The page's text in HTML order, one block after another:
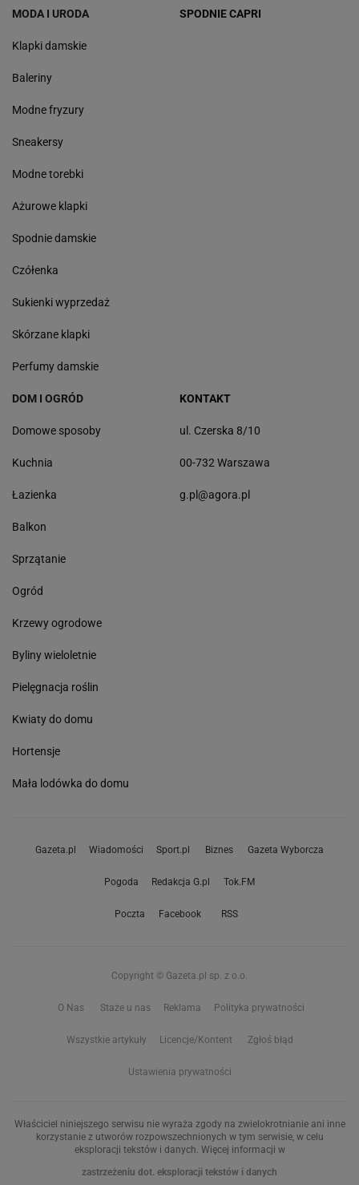
MODA I URODA
Klapki damskie
Baleriny
Modne fryzury
Sneakersy
Modne torebki
Ażurowe klapki
Spodnie damskie
Czółenka
Sukienki wyprzedaż
Skórzane klapki
Perfumy damskie
SPODNIE CAPRI
DOM I OGRÓD
Domowe sposoby
Kuchnia
Łazienka
Balkon
Sprzątanie
Ogród
Krzewy ogrodowe
Byliny wieloletnie
Pielęgnacja roślin
Kwiaty do domu
Hortensje
Mała lodówka do domu
KONTAKT
ul. Czerska 8/10
00-732 Warszawa
g.pl@agora.pl
Gazeta.pl Wiadomości Sport.pl Biznes Gazeta Wyborcza
Pogoda Redakcja G.pl Tok.FM
Poczta Facebook RSS
Copyright © Gazeta.pl sp. z o.o.
O Nas Staże u nas Reklama Polityka prywatności
Wszystkie artykuły Licencje/Kontent Zgłoś błąd
Ustawienia prywatności
Właściciel niniejszego serwisu nie wyraża zgody na zwielokrotnianie ani inne
korzystanie z utworów rozpowszechnionych w tym serwisie, w celu
eksploracji tekstów i danych. Więcej informacji w
zastrzeżeniu dot. eksploracji tekstów i danych